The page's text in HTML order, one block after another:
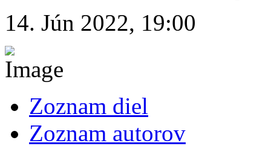
14. Jún 2022, 19:00
Zoznam diel
Zoznam autorov